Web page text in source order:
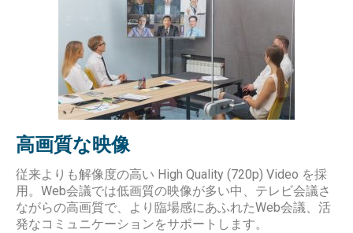
高画質な映像
従来よりも解像度の高い High Quality (720p) Video を採
用。Web会議では低画質の映像が多い中、テレビ会議さ
ながらの高画質で、より臨場感にあふれたWeb会議、活
発なコミュニケーションをサポートします。